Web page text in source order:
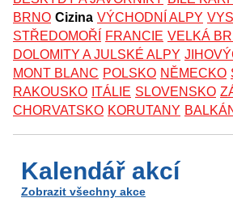
BRNO Cizina VÝCHODNÍ ALPY
STŘEDOMOŘÍ
FRANCIE VELKÁ
DOLOMITY A JULSKÉ ALPY
MONT BLANC POLSKO NĚMECKO
RAKOUSKO ITÁLIE SLOVENSKO
CHORVATSKO KORUTANY
Kalendář akcí
Zobrazit všechny akce